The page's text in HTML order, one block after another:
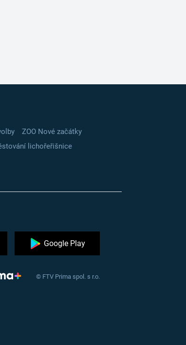
ZOO Nové začátky
lichořeřišnice
Google Play
© FTV Prima spol. s r.o.